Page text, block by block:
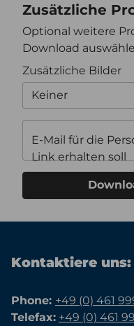
Zusätzliche
Optional weitere
Download
Zusätzliche Bilder
Keiner
E-Mail für die
Link erhalten soll
Kontaktiere uns:
Phone: +49 (0) 461
Telefax: +49 (0) 461